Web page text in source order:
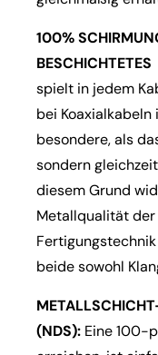
100%
spielt in jedem
bei
besondere, als
sondern
diesem Grund
Metallqualität
beide sowohl
(NDS): Eine 100-